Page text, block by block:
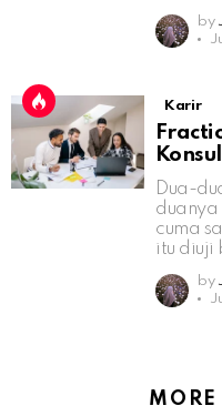
by
Karir
Dua-
cuma
itu diuji
by